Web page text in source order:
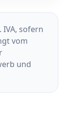
IVA, sofern
vom
und